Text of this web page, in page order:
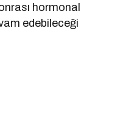
hormonal
edebileceği